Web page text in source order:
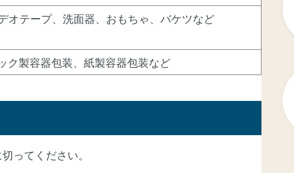
オテープ、洗面器、おもちゃ、バケツなど
ク製容器包装、紙製容器包装など
ってください。